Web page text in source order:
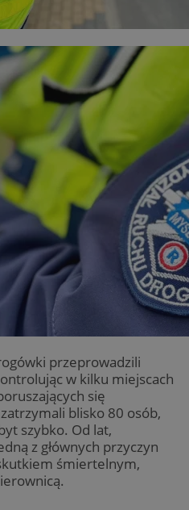
przeprowadzili
w kilku miejscach
się
blisko 80 osób,
szybko. Od lat,
z głównych przyczyn
śmiertelnym,